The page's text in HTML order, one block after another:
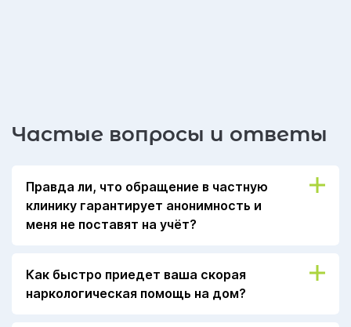
Частые вопросы и ответы
Правда ли, что обращение в частную
клинику гарантирует анонимность и
меня не поставят на учёт?
Закон о защите персональных данных
освобождает коммерческие реабилитационные
центры от передачи личных данных в
Как быстро приедет ваша скорая
наркологическая помощь на дом?